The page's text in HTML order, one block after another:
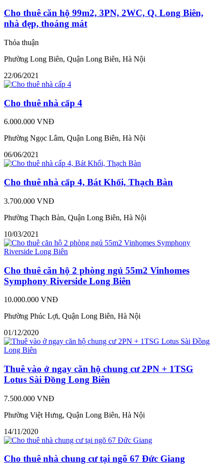
Cho thuê căn hộ 99m2, 3PN, 2WC, Q. Long Biên,
nhà đẹp, thoáng mát
Thỏa thuận
Phường Long Biên, Quận Long Biên, Hà Nội
22/06/2021
Cho thuê nhà cấp 4
6.000.000 VNĐ
Phường Ngọc Lâm, Quận Long Biên, Hà Nội
06/06/2021
Cho thuê nhà cấp 4, Bát Khối, Thạch Bàn
3.700.000 VNĐ
Phường Thạch Bàn, Quận Long Biên, Hà Nội
10/03/2021
Cho thuê căn hộ 2 phòng ngủ 55m2 Vinhomes
Symphony Riverside Long Biên
10.000.000 VNĐ
Phường Phúc Lợi, Quận Long Biên, Hà Nội
01/12/2020
Thuê vào ở ngay căn hộ chung cư 2PN + 1TSG
Lotus Sài Đồng Long Biên
7.500.000 VNĐ
Phường Việt Hưng, Quận Long Biên, Hà Nội
14/11/2020
Cho thuê nhà chung cư tại ngõ 67 Đức Giang